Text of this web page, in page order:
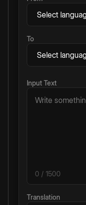
To
Input Text
0 / 1500
Translation